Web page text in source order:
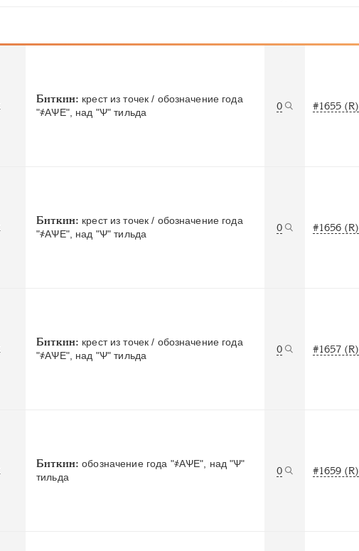
Биткин: крест из точек / обозначение года
"҂АѰЕ", над "Ѱ" тильда
0 #1655 (R)
Биткин: крест из точек / обозначение года
"҂АѰЕ", над "Ѱ" тильда
0 #1656 (R)
Биткин: крест из точек / обозначение года
"҂АѰЕ", над "Ѱ" тильда
0 #1657 (R)
Биткин: обозначение года "҂АѰЕ", над "Ѱ"
тильда
0 #1659 (R)